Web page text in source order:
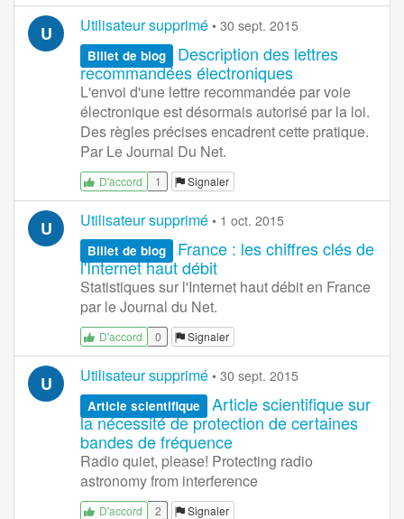
U Utilisateur supprimé • 30 sept. 2015
Billet de blog
Description des lettres
recommandées électroniques
L'envoi d'une lettre recommandée par voie
électronique est désormais autorisé par la loi.
Des règles précises encadrent cette pratique.
Par Le Journal Du Net.
D'accord 1 Signaler
U Utilisateur supprimé • 1 oct. 2015
Billet de blog
France : les chiffres clés de
l'Internet haut débit
Statistiques sur l'Internet haut débit en France
par le Journal du Net.
D'accord 0 Signaler
U Utilisateur supprimé • 30 sept. 2015
Article scientifique
Article scientifique sur
la nécessité de protection de certaines
bandes de fréquence
Radio quiet, please! Protecting radio
astronomy from interference
D'accord 2 Signaler